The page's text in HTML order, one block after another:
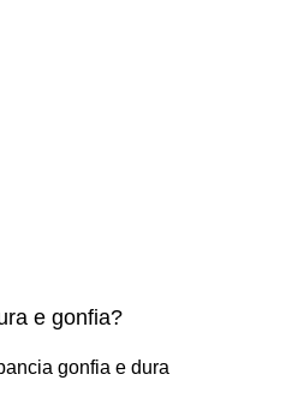
e gonfia?
gonfia e dura